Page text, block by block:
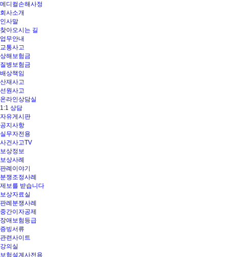
메디컬손해사정
회사소개
인사말
찾아오시는 길
업무안내
교통사고
상해보험금
질병보험금
배상책임
산재사고
선원사고
온라인상담실
1:1 상담
자유게시판
공지사항
실무자전용
사건사고TV
보상정보
보상사례
판례이야기
분쟁조정사례
제보를 받습니다
보상자료실
판례분쟁사례
중간이자공제
장애보험등급
증빙서류
관련사이트
강의실
보험설계사전용